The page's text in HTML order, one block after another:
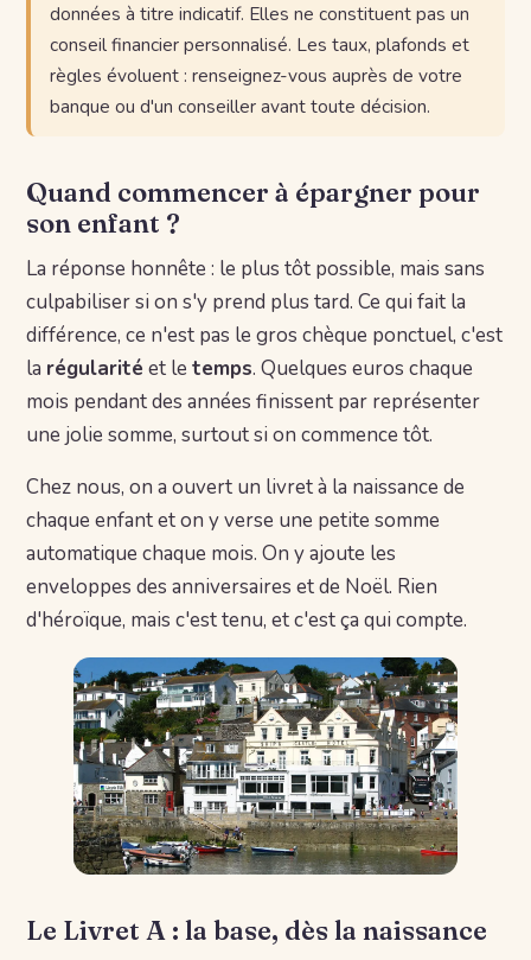
données à titre indicatif. Elles ne constituent pas un
conseil financier personnalisé. Les taux, plafonds et
règles évoluent : renseignez-vous auprès de votre
banque ou d'un conseiller avant toute décision.
Quand commencer à épargner pour
son enfant ?
La réponse honnête : le plus tôt possible, mais sans
culpabiliser si on s'y prend plus tard. Ce qui fait la
différence, ce n'est pas le gros chèque ponctuel, c'est
la régularité et le temps. Quelques euros chaque
mois pendant des années finissent par représenter
une jolie somme, surtout si on commence tôt.
Chez nous, on a ouvert un livret à la naissance de
chaque enfant et on y verse une petite somme
automatique chaque mois. On y ajoute les
enveloppes des anniversaires et de Noël. Rien
d'héroïque, mais c'est tenu, et c'est ça qui compte.
Le Livret A : la base, dès la naissance